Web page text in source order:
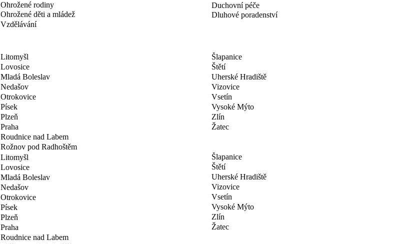
Ohrožené rodiny
Ohrožené děti a mládež
Vzdělávání
Duchovní péče
Dluhové poradenství
Litomyšl
Lovosice
Mladá Boleslav
Nedašov
Otrokovice
Písek
Plzeň
Praha
Roudnice nad Labem
Rožnov pod Radhoštěm
Šlapanice
Štětí
Uherské Hradiště
Vizovice
Vsetín
Vysoké Mýto
Zlín
Žatec
Litomyšl
Lovosice
Mladá Boleslav
Nedašov
Otrokovice
Písek
Plzeň
Praha
Roudnice nad Labem
Šlapanice
Štětí
Uherské Hradiště
Vizovice
Vsetín
Vysoké Mýto
Zlín
Žatec